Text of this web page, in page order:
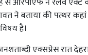
ने बताया की पत्थर
है।
एक्सप्रेस रात